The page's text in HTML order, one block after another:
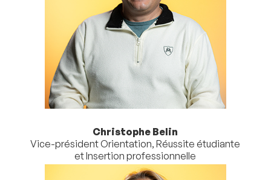
Christophe Belin
Vice-président Orientation, Réussite étudiante
et Insertion professionnelle